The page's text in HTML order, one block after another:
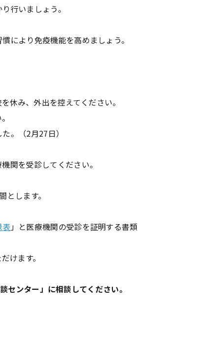
行いましょう。
により免疫機能を高めましょう。
休み、外出を控えてください。
。（2月27日）
関を受診してください。
します。
表」と医療機関の受診を証明する書類
けます。
ンター」に相談してください。